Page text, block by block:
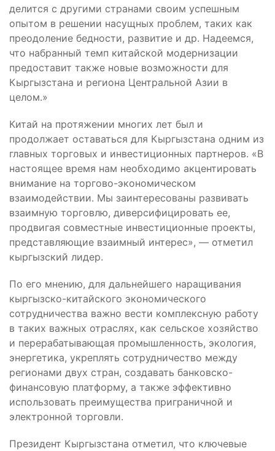
делится с другими странами своим успешным
опытом в решении насущных проблем, таких как
преодоление бедности, развитие и др. Надеемся,
что набранный темп китайской модернизации
предоставит также новые возможности для
Кыргызстана и региона Центральной Азии в
целом.»
Китай на протяжении многих лет был и
продолжает оставаться для Кыргызстана одним из
главных торговых и инвестиционных партнеров. «В
настоящее время нам необходимо акцентировать
внимание на торгово-экономическом
взаимодействии. Мы заинтересованы развивать
взаимную торговлю, диверсифицировать ее,
продвигая совместные инвестиционные проекты,
представляющие взаимный интерес», — отметил
кыргызский лидер.
По его мнению, для дальнейшего наращивания
кыргызско-китайского экономического
сотрудничества важно вести комплексную работу
в таких важных отраслях, как сельское хозяйство
и перерабатывающая промышленность, экология,
энергетика, укреплять сотрудничество между
регионами двух стран, создавать банковско-
финансовую платформу, а также эффективно
использовать преимущества приграничной и
электронной торговли.
Президент Кыргызстана отметил, что ключевые